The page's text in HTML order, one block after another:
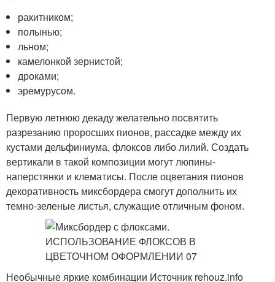
ракитником;
полынью;
льном;
камелонкой зернистой;
дроками;
эремурусом.
Первую летнюю декаду желательно посвятить
разрезанию проросших пионов, рассадке между их
кустами дельфиниума, флоксов либо лилий. Создать
вертикали в такой композиции могут люпины-
наперстянки и клематисы. После оцветания пионов
декоративность миксбордера смогут дополнить их
темно-зеленые листья, служащие отличным фоном.
Необычные яркие комбинации Источник rehouz.info